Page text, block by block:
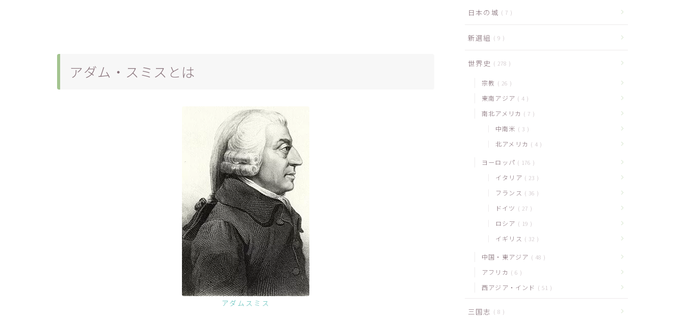
アダム・スミスとは
アダムスミス
日本の城 7
新選組 9
世界史 278
宗教 26
東南アジア 4
南北アメリカ 7
中南米 3
北アメリカ 4
ヨーロッパ 176
イタリア 23
フランス 36
ドイツ 27
ロシア 19
イギリス 32
中国・東アジア 48
アフリカ 6
西アジア・インド 51
三国志 8